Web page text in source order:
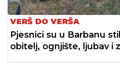
VERŠ DO VERŠA
Pjesnici su u Barbanu
obitelj, ognjište, ljubav i